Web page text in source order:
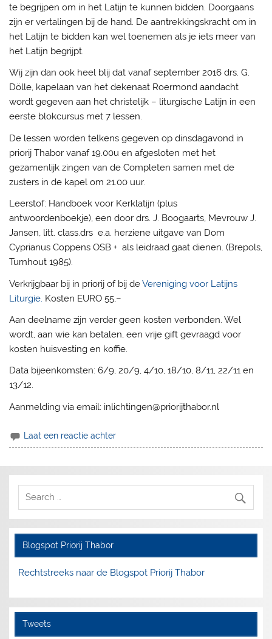
te begrijpen om in het Latijn te kunnen bidden. Doorgaans
zijn er vertalingen bij de hand. De aantrekkingskracht om in
het Latijn te bidden kan wel toenemen als je iets meer van
het Latijn begrijpt.
Wij zijn dan ook heel blij dat vanaf september 2016 drs. G.
Dölle, kapelaan van het dekenaat Roermond aandacht
wordt gegeven aan het christelijk – liturgische Latijn in een
eerste blokcursus met 7 lessen.
De lessen worden telkens gegeven op dinsdagavond in
priorij Thabor vanaf 19.00u en afgesloten met het
gezamenlijk zingen van de Completen samen met de
zusters in de kapel om 21.00 uur.
Leerstof: Handboek voor Kerklatijn (plus
antwoordenboekje), een door drs. J. Boogaarts, Mevrouw J.
Jansen, litt. class.drs e.a. herziene uitgave van Dom
Cyprianus Coppens OSB + als leidraad gaat dienen. (Brepols,
Turnhout 1985).
Verkrijgbaar bij in priorij of bij deVereniging voor Latijns
Liturgie. Kosten EURO 55,–
Aan deelname zijn verder geen kosten verbonden. Wel
wordt, aan wie kan betalen, een vrije gift gevraagd voor
kosten huisvesting en koffie.
Data bijeenkomsten: 6/9, 20/9, 4/10, 18/10, 8/11, 22/11 en
13/12.
Aanmelding via email: inlichtingen@priorijthabor.nl
Laat een reactie achter
Blogspot Priorij Thabor
Rechtstreeks naar de Blogspot Priorij Thabor
Tweets